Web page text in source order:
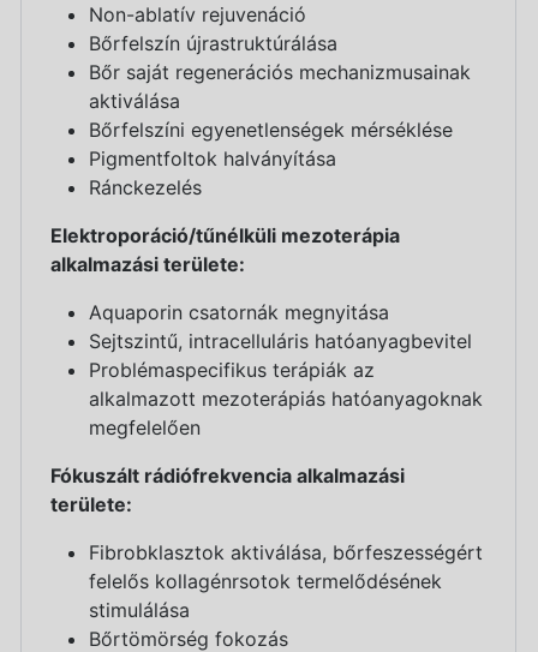
Non-ablatív rejuvenáció
Bőrfelszín újrastruktúrálása
Bőr saját regenerációs mechanizmusainak
aktiválása
Bőrfelszíni egyenetlenségek mérséklése
Pigmentfoltok halványítása
Ránckezelés
Elektroporáció/tűnélküli mezoterápia
alkalmazási területe:
Aquaporin csatornák megnyitása
Sejtszintű, intracelluláris hatóanyagbevitel
Problémaspecifikus terápiák az
alkalmazott mezoterápiás hatóanyagoknak
megfelelően
Fókuszált rádiófrekvencia alkalmazási
területe:
Fibrobklasztok aktiválása, bőrfeszességért
felelős kollagénrsotok termelődésének
stimulálása
Bőrtömörség fokozás